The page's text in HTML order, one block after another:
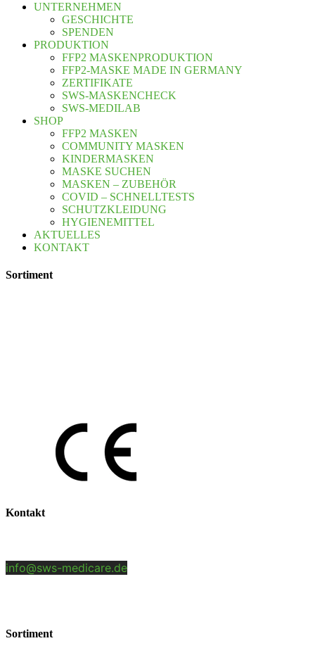
UNTERNEHMEN
GESCHICHTE
SPENDEN
PRODUKTION
FFP2 MASKENPRODUKTION
FFP2-MASKE MADE IN GERMANY
ZERTIFIKATE
SWS-MASKENCHECK
SWS-MEDILAB
SHOP
FFP2 MASKEN
COMMUNITY MASKEN
KINDERMASKEN
MASKE SUCHEN
MASKEN – ZUBEHÖR
COVID – SCHNELLTESTS
SCHUTZKLEIDUNG
HYGIENEMITTEL
AKTUELLES
KONTAKT
Sortiment
Kontakt
info@sws-medicare.de
Sortiment